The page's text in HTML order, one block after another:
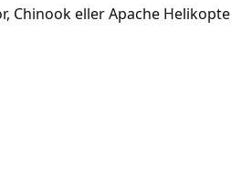
Chinook eller Apache